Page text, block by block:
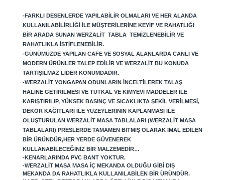
-FARKLI DESENLERDE YAPILABILIR OLMALARI VE HER ALANDA
KULLANILABILIRLIĞI ILE MÜŞTERILERINE KEYIF VE RAHATLIĞI
BIR ARADA SUNAN WERZALIT TABLA TEMIZLENEBILIR VE
RAHATLIKLA ISTIFLENEBILIR.
-GÜNÜMÜZDE YAPILAN CAFE VE SOSYAL ALANLARDA CANLI VE
MODERN ÜRÜNLER TALEP EDILIR VE WERZALIT BU KONUDA
TARTIŞILMAZ LIDER KONUMDADIR.
-WERZALIT YONGAPAN ODUNLARIN INCELTILEREK TALAŞ
HALINE GETIRILMESI VE TUTKAL VE KIMYEVI MADDELER ILE
KARIŞTIRILIP, YÜKSEK BASINÇ VE SICAKLIKTA ŞEKIL VERILMESI,
DEKOR KAĞITLARI ILE YÜZEYLERININ KAPLANMASI ILE
OLUŞTURULAN WERZALIT MASA TABLALARI (WERZALIT MASA
TABLALARI) PRESLERDE TAMAMEN BITMIŞ OLARAK IMAL EDILEN
BIR ÜRÜNDÜR,HER YERDE GÜVENEREK
KULLANABILECEĞINIZ BIR MALZEMEDIR…
-KENARLARINDA PVC BANT YOKTUR.
-WERZALIT MASA MASA IÇ MEKANDA OLDUĞU GIBI DIŞ
MEKANDA DA RAHATLIKLA KULLANILABILEN BIR ÜRÜNDÜR.